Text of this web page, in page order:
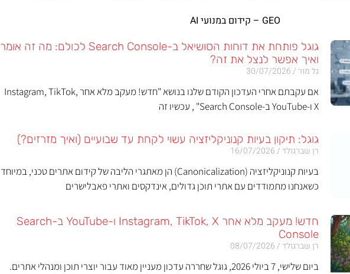
GEO – קידום במנועי AI
גוגל פותחת את דוחות הסושיאל ב-Search Console לכולם: מה זה אומר
ואיך אפשר לנצל את זה?
גל מור
אם עקבתם אחרי העדכון הקודם שלנו בנושא "חדש! מעקב מלא אחר Instagram, TikTok,
X ו-YouTube ב-Search Console" , עכשיו זה
גוגל: תיקון בעיות קנוניקליזציה עשוי לקחת עד שבועיים (ואיך מזרזים?)
רן שברגולד
בעיות קנוניקליזציה (Canonicalization) הן מאתגרי הליבה של קידום אתרים טכני, במיוחד
כשאנחנו מתמודדים עם אתרי תוכן גדולים, אינדקסים ואתרי פאבלישרים
חדש! מעקב מלא אחר Instagram, TikTok, X ו-YouTube ב-Search
Console
רן שברגולד
ביום שלישי, 7 ביולי 2026, גוגל שחררה עדכון מעניין מאוד עבור יוצרי תוכן ומנהלי אתרים.